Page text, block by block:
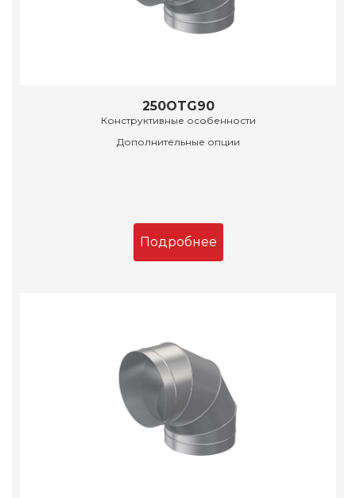
250OTG90
Конструктивные особенности
Дополнительные опции
Подробнее